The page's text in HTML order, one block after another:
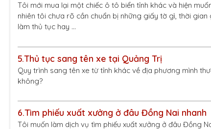
Tôi mới mua lại một chiếc ô tô biển tỉnh khác và hiện
nhiên tôi chưa rõ cần chuẩn bị những giấy tờ gì, thời
làm thủ tục hay …
5.Thủ tục sang tên xe tại Quảng Trị
Quy trình sang tên xe từ tỉnh khác về địa phương mình
không?
6.Tìm phiếu xuất xưởng ở đâu Đồng Nai nhanh
Tôi muốn làm dịch vụ tìm phiếu xuất xưởng ở đâu Đồng